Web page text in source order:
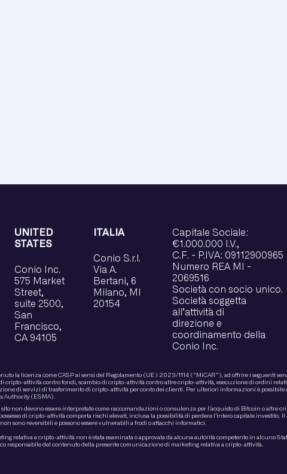
UNITED
STATES
Conio Inc.
575 Market
Street,
suite 2500,
San
Francisco,
CA 94105
ITALIA
Conio S.r.l.
Via A.
Bertani, 6
Milano, MI
20154
Capitale Sociale:
€1.000.000 I.V.,
C.F. - P.IVA: 09112900965
Numero REA MI -
2069516
Società con socio unico.
Società soggetta
all’attività di
direzione e
coordinamento della
Conio Inc.
la licenza come CASP ai sensi del Regolamento (UE) 2023/1114 (“MiCAR”), ad offrire i seguenti
cripto-attività contro fondi, scambio di cripto-attività contro altre cripto-attività, esecuzione di ordini
di servizi di trasferimento di cripto-attività per conto dei clienti. Per ulteriori informazioni è possibile
Authority (ESMA).
non devono essere interpretate come raccomandazioni o consulenza per l’acquisto di Bitcoin o altre
di cripto-attività comporta rischi elevati, inclusa la possibilità di perdere l’intero capitale investito. Il
sono reversibili e possono essere vulnerabili a frodi o attacchi informatici.
relativa a cripto-attività non è stata esaminata o approvata da alcuna autorità competente in alcuno
responsabile del contenuto della presente comunicazione di marketing relativa a cripto-attività.